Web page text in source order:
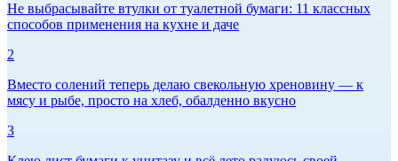
Не выбрасывайте втулки от туалетной бумаги: 11 классных
способов применения на кухне и даче
2
Вместо солений теперь делаю свекольную хреновину — к
мясу и рыбе, просто на хлеб, обалденно вкусно
3